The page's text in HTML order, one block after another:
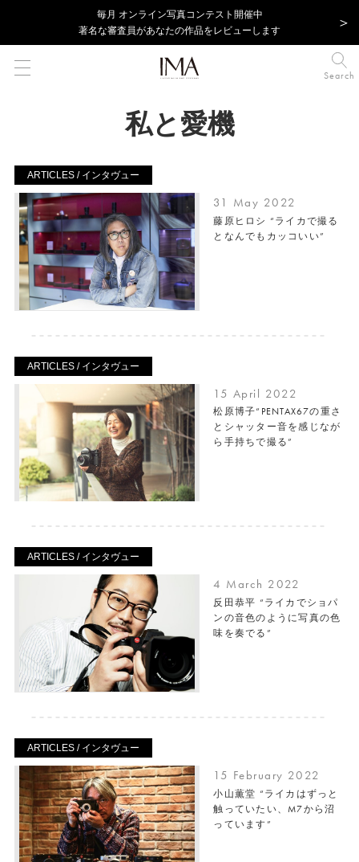
毎⽉ オンライン写真コンテスト開催中
著名な審査員があなたの作品をレビューします
Search
私と愛機
ARTICLES / インタヴュー
31 May 2022
藤原ヒロシ “ライカで撮る
となんでもカッコいい”
ARTICLES / インタヴュー
15 April 2022
松原博子“PENTAX67の重さ
とシャッター音を感じなが
ら手持ちで撮る”
ARTICLES / インタヴュー
4 March 2022
反田恭平 “ライカでショパ
ンの音色のように写真の色
味を奏でる”
ARTICLES / インタヴュー
15 February 2022
小山薫堂 “ライカはずっと
触っていたい、M7から沼
っています”